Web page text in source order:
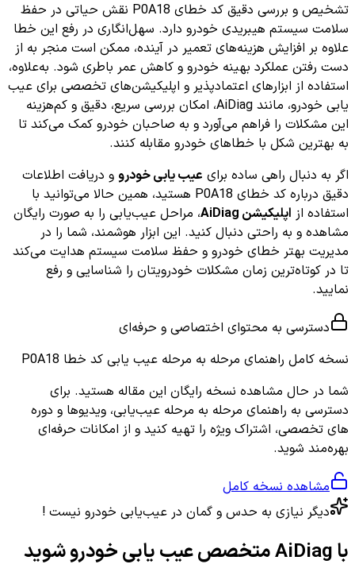
تشخیص و بررسی دقیق کد خطای P0A18 نقش حیاتی در حفظ
سلامت سیستم هیبریدی خودرو دارد. سهل‌انگاری در رفع این خطا
علاوه بر افزایش هزینه‌های تعمیر در آینده، ممکن است منجر به از
دست رفتن عملکرد بهینه خودرو و کاهش عمر باطری شود. به‌علاوه،
استفاده از ابزارهای اعتمادپذیر و اپلیکیشن‌های تخصصی برای عیب
یابی خودرو، مانند AiDiag، امکان بررسی سریع، دقیق و کم‌هزینه
این مشکلات را فراهم می‌آورد و به صاحبان خودرو کمک می‌کند تا
به بهترین شکل با خطاهای خودرو مقابله کنند.
اگر به دنبال راهی ساده برای عیب یابی خودرو و دریافت اطلاعات
دقیق درباره کد خطای P0A18 هستید، همین حالا می‌توانید با
استفاده از اپلیکیشن AiDiag
، مراحل عیب‌یابی را به صورت رایگان
مشاهده و به راحتی دنبال کنید. این ابزار هوشمند، شما را در
مدیریت بهتر خطای خودرو و حفظ سلامت سیستم هدایت می‌کند
تا در کوتاه‌ترین زمان مشکلات خودرویتان را شناسایی و رفع
نمایید.
دسترسی به محتوای اختصاصی و حرفه‌ای
نسخه کامل راهنمای مرحله به مرحله عیب یابی کد خطا P0A18
شما در حال مشاهده نسخه رایگان این مقاله هستید. برای
دسترسی به راهنمای مرحله به مرحله عیب‌یابی، ویدیوها و دوره
های تخصصی، اشتراک ویژه را تهیه کنید و از امکانات حرفه‌ای
بهره‌مند شوید.
مشاهده نسخه کامل
دیگر نیازی به حدس و گمان در عیب‌یابی خودرو نیست !
با AiDiag متخصص عیب یابی خودرو شوید